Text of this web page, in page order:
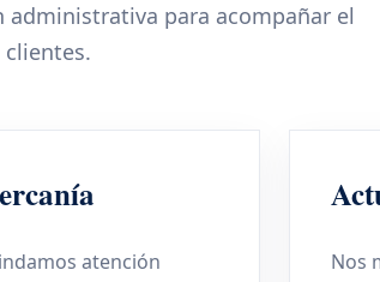
para acompañar el
atención
Nos